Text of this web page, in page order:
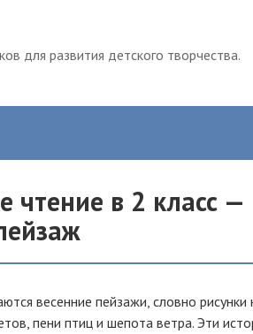
для развития детского творчества.
чтение в 2 класс —
весенние пейзажи, словно рисунки
пени птиц и шепота ветра. Эти